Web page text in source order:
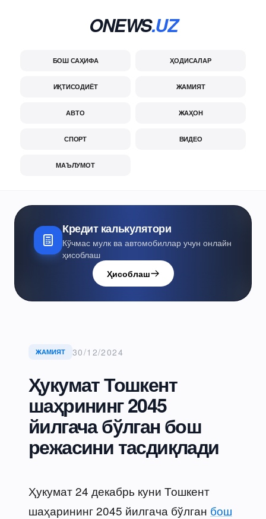
ONEWS.UZ
БОШ САҲИФА ҲОДИСАЛАР
ИҚТИСОДИЁТ ЖАМИЯТ
АВТО ЖАҲОН
СПОРТ ВИДЕО
МАЪЛУМОТ
Кредит калькулятори
Кўчмас мулк ва автомобиллар учун онлайн
ҳисоблаш
Ҳисоблаш
ЖАМИЯТ 30/12/2024
Ҳукумат Тошкент
шаҳрининг 2045
йилгача бўлган бош
режасини тасдиқлади
Ҳукумат 24 декабрь куни Тошкент
шаҳарининг 2045 йилгача бўлган бош